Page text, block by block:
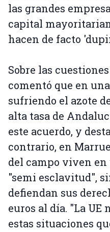
las grandes
capital
hacen de facto
Sobre las
comentó que en
sufriendo el azote
alta tasa de
este acuerdo, y
contrario, en
del campo viven
"semi esclavitud",
defiendan sus
euros al día. "La UE
estas situaciones